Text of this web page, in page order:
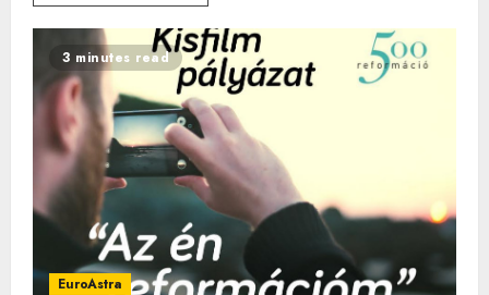
3 minutes read
EuroAstra